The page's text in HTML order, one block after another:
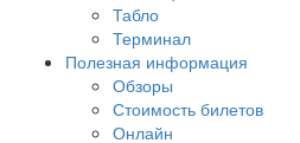
Табло
Терминал
Полезная информация
Обзоры
Стоимость билетов
Онлайн